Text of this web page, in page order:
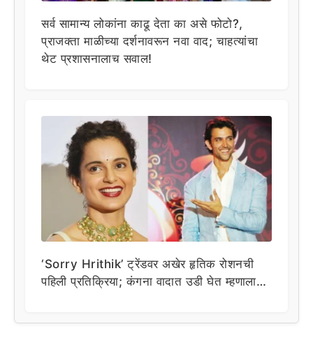
सर्व सामान्य लोकांना काढू देता का असे फोटो?,
प्राजक्ता माळीच्या दर्शनावरून नवा वाद; चाहत्यांचा
थेट प्रशासनालाच सवाल!
‘Sorry Hrithik’ ट्रेंडवर अखेर हृतिक रोशनची
पहिली प्रतिक्रिया; कंगना वादात उडी घेत म्हणाला…